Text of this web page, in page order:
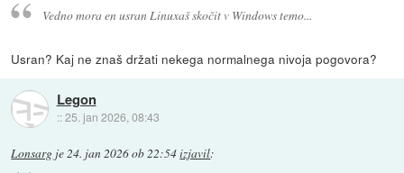
Vedno mora en usran Linuxaš skočit v Windows temo...
Usran? Kaj ne znaš držati nekega normalnega nivoja pogovora?
Legon
::25. jan 2026, 08:43
Lonsarg je24. jan 2026 ob 22:54izjavil: